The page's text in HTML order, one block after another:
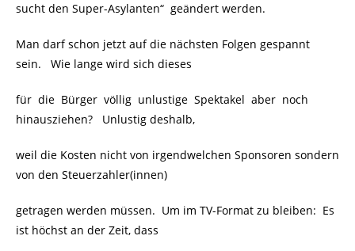
sucht den Super-Asylanten“ geändert werden.
Man darf schon jetzt auf die nächsten Folgen gespannt
sein. Wie lange wird sich dieses
für die Bürger völlig unlustige Spektakel aber noch
hinausziehen? Unlustig deshalb,
weil die Kosten nicht von irgendwelchen Sponsoren sondern
von den Steuerzahler(innen)
getragen werden müssen. Um im TV-Format zu bleiben: Es
ist höchst an der Zeit, dass